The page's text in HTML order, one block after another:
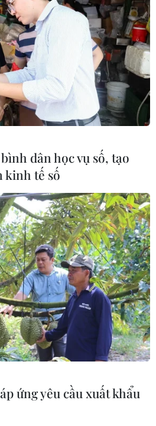
MỤC
Trump nói
người kế
triệu USD
tâm thần trẻ
dân học vụ số, tạo
kinh tế số
ứng yêu cầu xuất khẩu